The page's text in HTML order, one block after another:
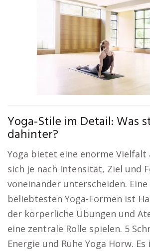
Yoga-Stile im Detail: Was
dahinter?
Yoga bietet eine enorme Vielfalt
sich je nach Intensität, Ziel und
voneinander unterscheiden.
beliebtesten Yoga-Formen ist
der körperliche Übungen und
eine zentrale Rolle spielen. 5
Energie und Ruhe Yoga Horw.